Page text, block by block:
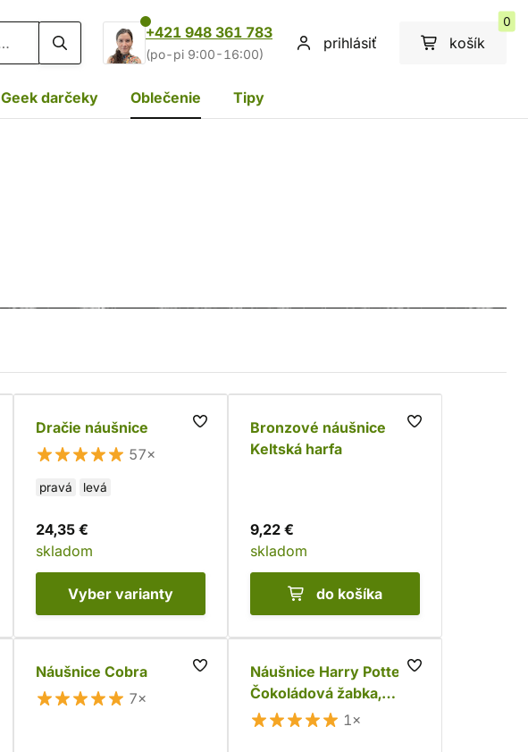
+421 948 361 783
(po-pi 9:00-16:00)
prihlásiť košík
0
Geek darčeky Oblečenie Tipy
Dračie náušnice
57×
pravá levá
24,35 €
skladom
Vyber varianty
Bronzové náušnice
Keltská harfa
9,22 €
skladom
do košíka
Náušnice Cobra
7×
Náušnice Harry Potter -
Čokoládová žabka,
kôstky
1×